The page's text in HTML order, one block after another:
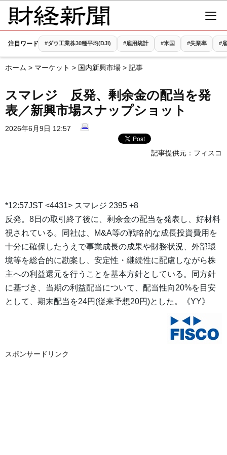
注目ワード #ダウ工業株30種平均(DJI) #雇用統計 #米国 #失業率 #
ホーム > マーケット > 国内新興市場 > 記事
スマレジ 反発、剰余金の配当を発
表／新興市場スナップショット
2026年6月9日 12:57
記事提供元： フィスコ
*12:57JST <4431> スマレジ 2395 +8
反発。8日の取引終了後に、剰余金の配当を発表し、好材料
視されている。同社は、M&A等の戦略的な成長投資費用を
十分に確保したうえで事業成長の成果や財務状況、外部環
境等を総合的に勘案し、安定性・継続性に配慮しながら株
主への利益還元を行うことを基本方針としている。同方針
に基づき、当期の利益配当について、配当性向20%を目安
として、期末配当を24円(従来予想20円)とした。《YY》
スポンサードリンク